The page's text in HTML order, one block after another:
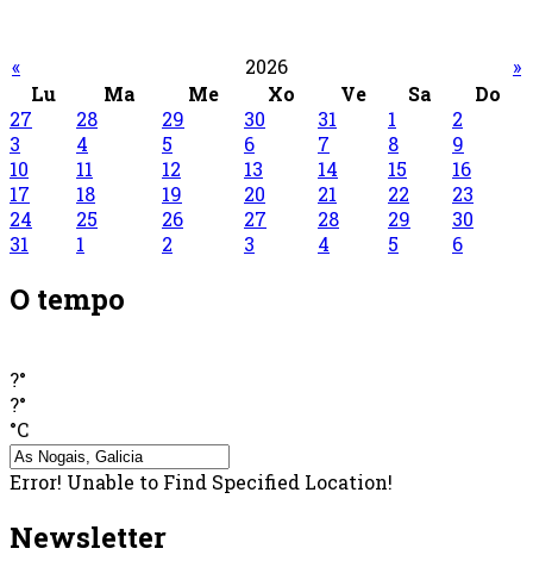
« 2026
»
Lu
Ma Me Xo Ve Sa
Do
27
28 29 30 31 1
2
3
4 5 6 7 8
9
10
11 12 13 14 15
16
17
18 19 20 21 22
23
24
25 26 27 28 29
30
31
1 2 3 4 5 6
O tempo
?°
?°
°C
Error! Unable to Find Specified Location!
Newsletter